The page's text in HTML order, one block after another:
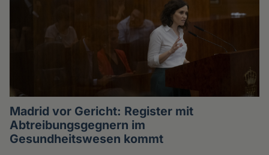
Madrid vor Gericht: Register mit
Abtreibungsgegnern im
Gesundheitswesen kommt